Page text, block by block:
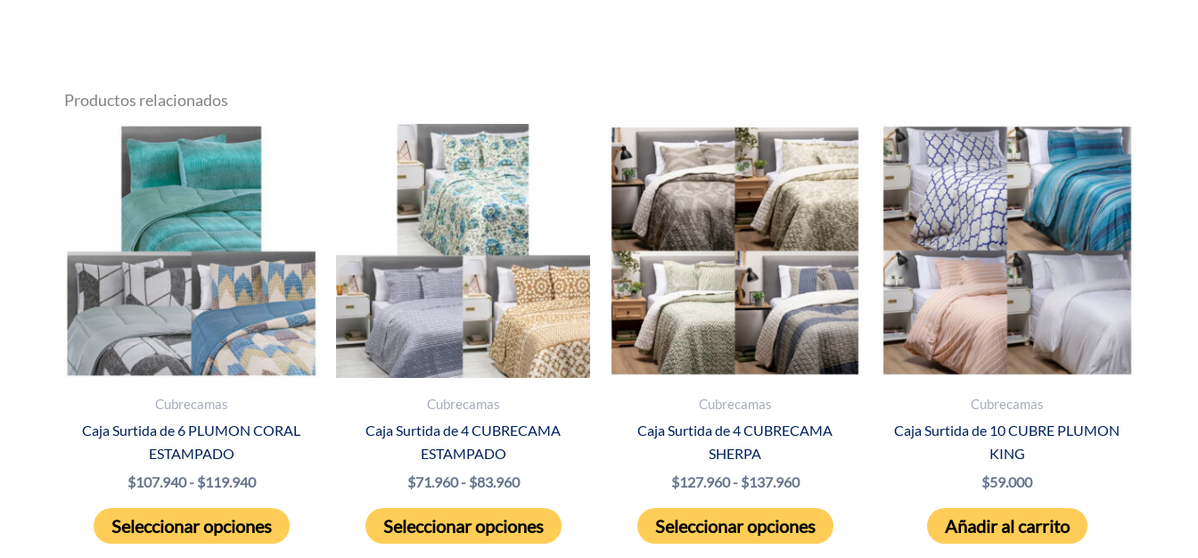
Productos relacionados
Cubrecamas
Caja Surtida de 6 PLUMON CORAL
ESTAMPADO
$107.940- $119.940Rango
precios:
desde
Seleccionar opciones
producto
Cubrecamas
Caja Surtida de 4 CUBRECAMA
ESTAMPADO
$71.960- $83.960Rango
precios:
desde
Seleccionar opciones
producto
Cubrecamas
Caja Surtida de 4 CUBRECAMA
SHERPA
$127.960- $137.960Rango
precios:
desde
Seleccionar opciones
producto
Cubrecamas
Caja Surtida de 10 CUBRE PLUMON
KING
$59.000
Añadir al carrito